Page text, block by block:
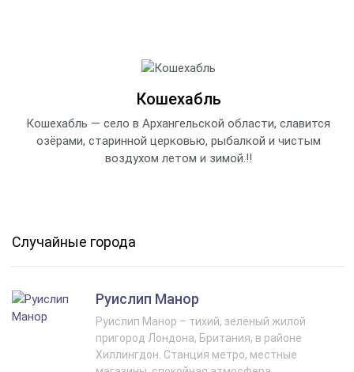
Кошехабль
Кошехабль — село в Архангельской области, славится
озёрами, старинной церковью, рыбалкой и чистым
воздухом летом и зимой.!!
Случайные города
Руислип Манор
Руислип Манор – тихий, зелёный жилой
пригород Лондона, Британия, в районе
Хиллингдон. Станция метро, местные